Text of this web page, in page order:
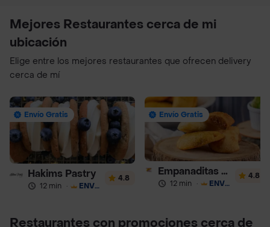
Mejores Restaurantes cerca de mi
ubicación
Elige entre los mejores restaurantes que ofrecen delivery
cerca de mí
Envío Gratis
Hakims Pastry
12 min · ENVÍO GRATIS
4.8
Envío Gratis
Empanaditas de Pipian - Empanadas
12 min · ENVÍO GRATIS
4.8
Restaurantes con promociones cerca de